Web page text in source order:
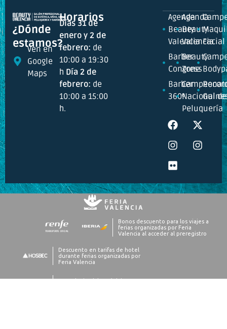
¿Dónde
estamos?
Ven en
Google
Maps
Horarios
Días 31 de
enero y 2 de
febrero: de
10:00 a 19:30
h Día 2 de
febrero: de
10:00 a 15:00
h.
Agenda
Beauty
Valencia
Barber
Congress
Barber
360º
Agenda
Beauty
Valencia
Beauty
Zone
Nacional de
Peluquería
Facial